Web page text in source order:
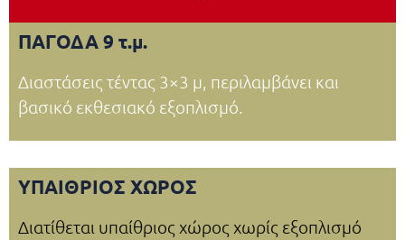
ΠΑΓΟΔΑ 9 τ.μ.
Διαστάσεις τέντας 3×3 μ, περιλαμβάνει και
βασικό εκθεσιακό εξοπλισμό.
ΥΠΑΙΘΡΙΟΣ ΧΩΡΟΣ
Διατίθεται υπαίθριος χώρος χωρίς εξοπλισμό